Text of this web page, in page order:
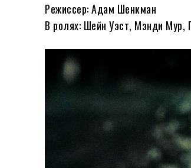
Режиссер: Адам Шенкман
В ролях: Шейн Уэст, Мэнди